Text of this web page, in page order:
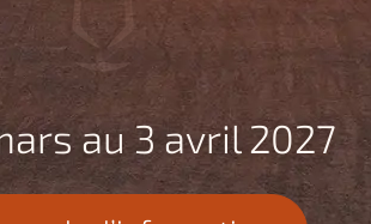
au 3 avril 2027